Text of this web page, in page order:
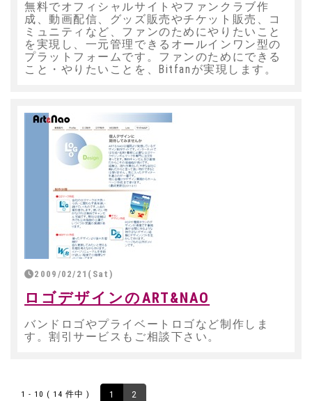
無料でオフィシャルサイトやファンクラブ作
成、動画配信、グッズ販売やチケット販売、コ
ミュニティなど、ファンのためにやりたいこと
を実現し、一元管理できるオールインワン型の
プラットフォームです。ファンのためにできる
こと・やりたいことを、Bitfanが実現します。
2009/02/21(Sat)
ロゴデザインのART&NAO
バンドロゴやプライベートロゴなど制作しま
す。割引サービスもご相談下さい。
1 - 10 ( 14 件中 ) 1 2